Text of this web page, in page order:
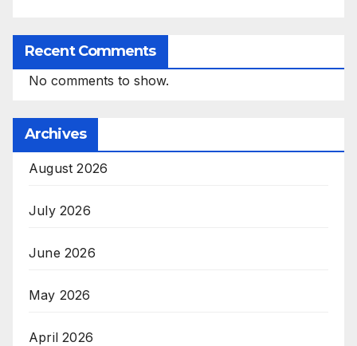
Recent Comments
No comments to show.
Archives
August 2026
July 2026
June 2026
May 2026
April 2026